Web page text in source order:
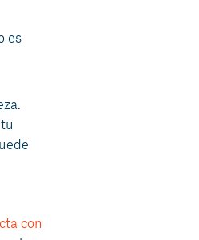
es
con